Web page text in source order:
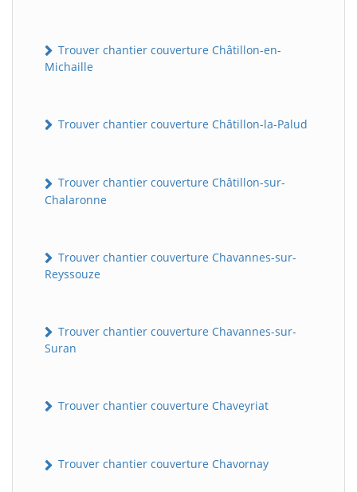
Trouver chantier couverture Châtillon-en-
Michaille
Trouver chantier couverture Châtillon-la-Palud
Trouver chantier couverture Châtillon-sur-
Chalaronne
Trouver chantier couverture Chavannes-sur-
Reyssouze
Trouver chantier couverture Chavannes-sur-
Suran
Trouver chantier couverture Chaveyriat
Trouver chantier couverture Chavornay